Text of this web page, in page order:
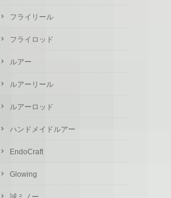
フライリール
フライロッド
ルアー
ルアーリール
ルアーロッド
ハンドメイドルアー
EndoCraft
Glowing